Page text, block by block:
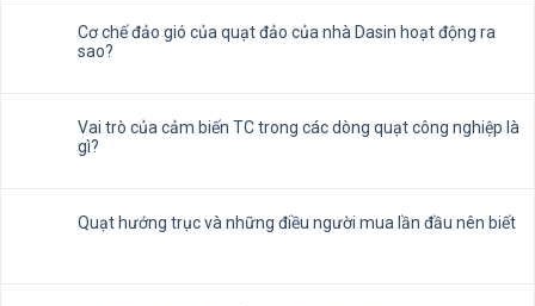
Cơ chế đảo gió của quạt đảo của nhà Dasin hoạt động ra
sao?
Vai trò của cảm biến TC trong các dòng quạt công nghiệp là
gì?
Quạt hướng trục và những điều người mua lần đầu nên biết